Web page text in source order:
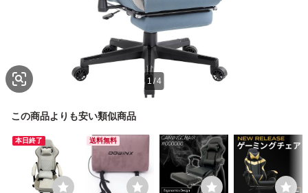
1/4
この商品よりも安い類似商品
本日終了 送料無料